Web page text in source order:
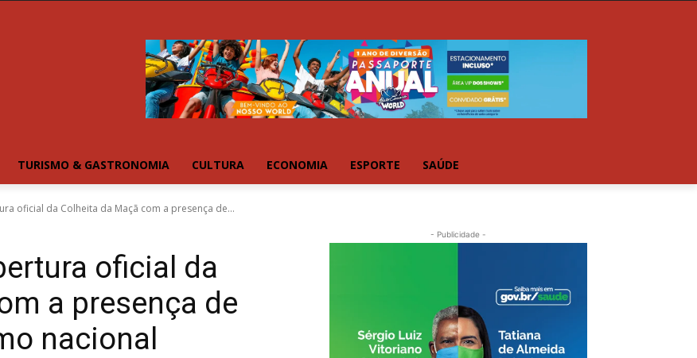
TURISMO & GASTRONOMIA CULTURA ECONOMIA ESPORTE SAÚDE
oficial da Colheita da Maçã com a presença de...
oficial da
a presença de
nacional
- Publicidade -